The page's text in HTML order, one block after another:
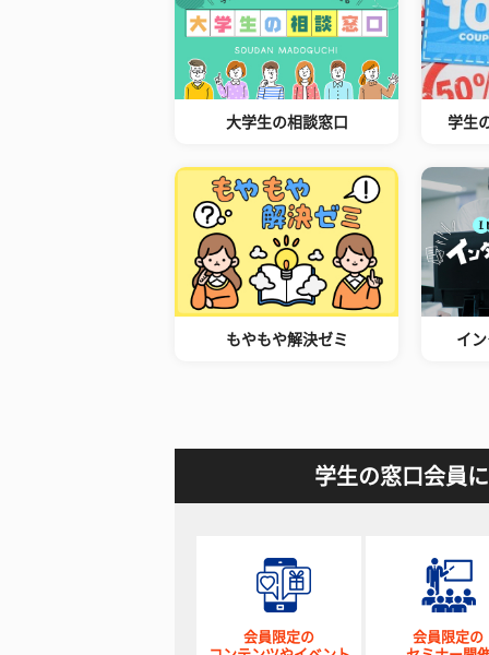
大学生の相談窓口 学生
もやもや解決ゼミ イ
学生の窓口会員
会員限定の
会員限定の